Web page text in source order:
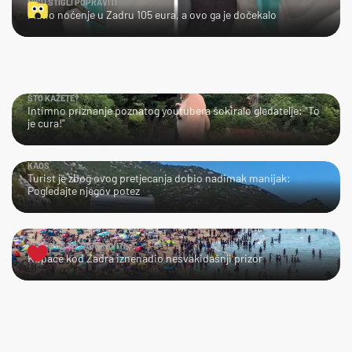
Platio noćenje u Zadru 105 eura, a ovo ga je dočekalo
ŠTO KAŽETE?
Intimno priznanje poznatog youtubera šokiralo gledatelje: "To
je cura!"
KAOS
Turist je zbog ovog pretjecanja dobio nadimak manijak:
Pogledajte njegov potez
TEŠKO ĆE TO ZABORAVITI
Kupače kod Zadra iznenadio nesvakidašnji prizor